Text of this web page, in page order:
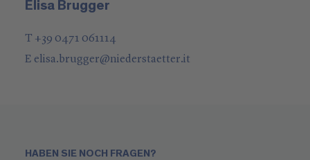
Elisa Brugger
T +39 0471 061114
E elisa.brugger@niederstaetter.it
HABEN SIE NOCH FRAGEN?